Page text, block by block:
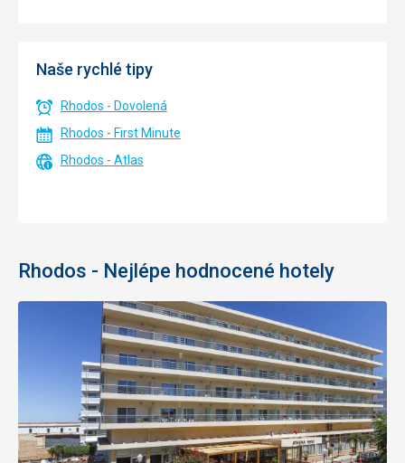
Naše rychlé tipy
Rhodos - Dovolená
Rhodos - First Minute
Rhodos - Atlas
Rhodos - Nejlépe hodnocené hotely